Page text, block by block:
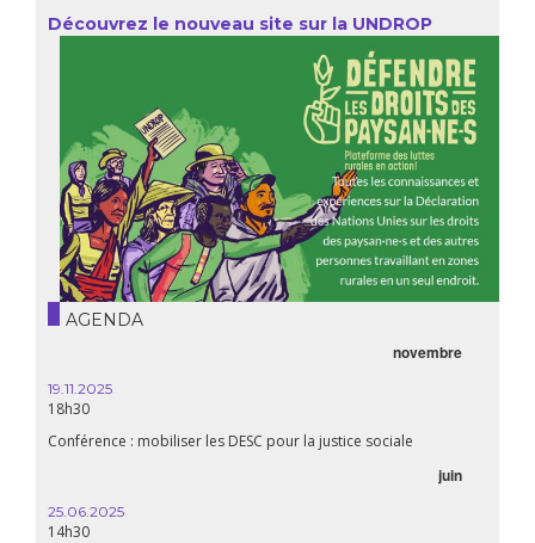
Découvrez le nouveau site sur la UNDROP
AGENDA
novembre
19.11.2025
18h30
Conférence : mobiliser les DESC pour la justice sociale
juin
25.06.2025
14h30